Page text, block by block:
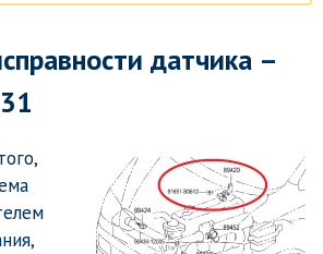
датчика –